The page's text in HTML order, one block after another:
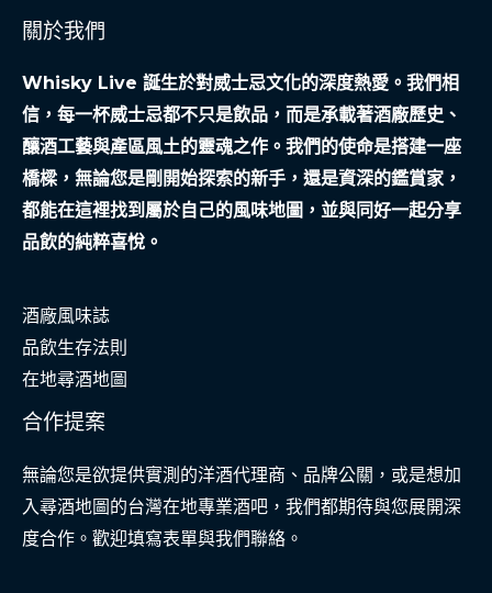
社
安
全
網
的
溫
暖
光
關於我們
Whisky Live 誕生於對威士忌文化的深度熱愛。我們相
信，每一杯威士忌都不只是飲品，而是承載著酒廠歷史、
釀酒工藝與產區風土的靈魂之作。我們的使命是搭建一座
橋樑，無論您是剛開始探索的新手，還是資深的鑑賞家，
都能在這裡找到屬於自己的風味地圖，並與同好一起分享
品飲的純粹喜悅。
酒廠風味誌
品飲生存法則
在地尋酒地圖
合作提案
無論您是欲提供實測的洋酒代理商、品牌公關，或是想加
入尋酒地圖的台灣在地專業酒吧，我們都期待與您展開深
度合作。歡迎填寫表單與我們聯絡。